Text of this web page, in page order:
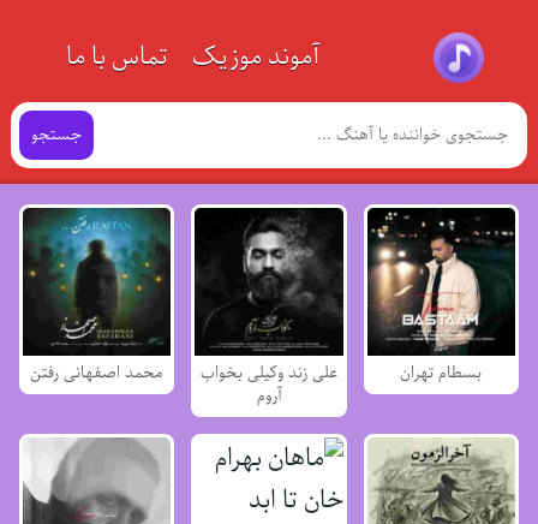
آموند موزیک تماس با ما
جستجو
بسطام تهران
علی زند وکیلی بخواب
آروم
محمد اصفهانی رفتن